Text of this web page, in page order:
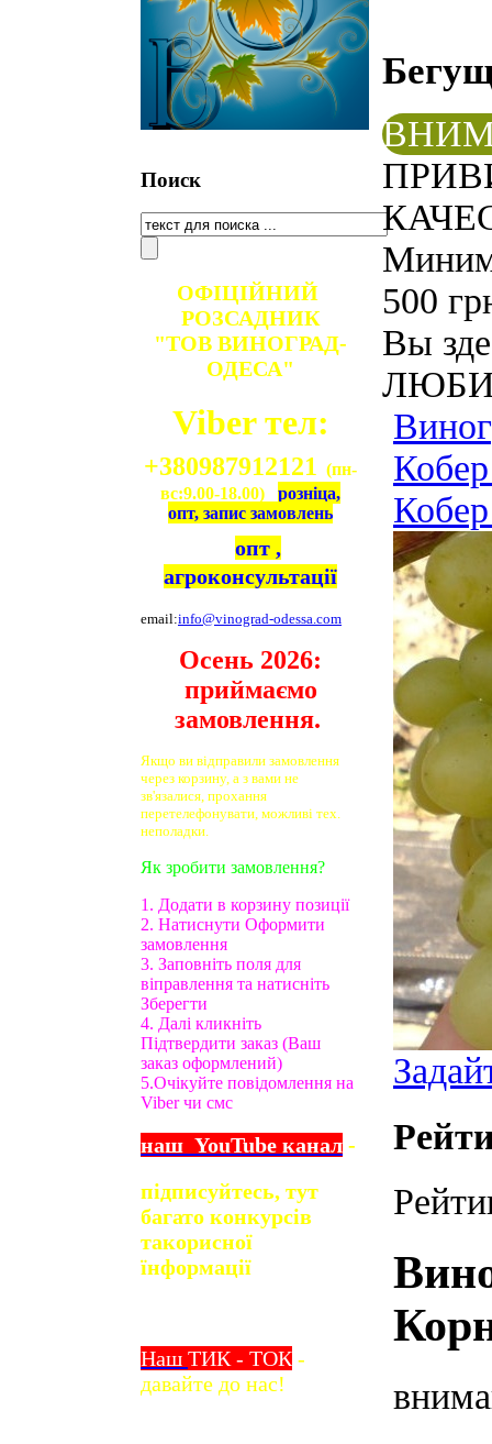
Поиск
ОФІЦІЙНИЙ
РОЗСАДНИК
"ТОВ ВИНОГРАД-
ОДЕСА"
Viber тел:
+380987912121 (пн-
вс:9.00-18.00) розніца,
опт, запис замовлень
опт ,
агроконсультації
email:info@vinograd-odessa.com
Осень 2026:
приймаємо
замовлення.
Якщо ви відправили замовлення
через корзину, а з вами не
зв'язалися, прохання
перетелефонувати, можливі тех.
неполадки.
Як зробити замовлення?
1. Додати в корзину позиції
2. Натиснути Оформити
замовлення
3. Заповніть поля для
віправлення та натисніть
Зберегти
4. Далі кликніть
Підтвердити заказ (Ваш
заказ оформлений)
5.Очікуйте повідомлення на
Viber чи смс
наш YouTube канал -
підписуйтесь, тут
багато конкурсів
такорисної
їнформації
Наш ТИК - ТОК -
давайте до нас!
500
Вы